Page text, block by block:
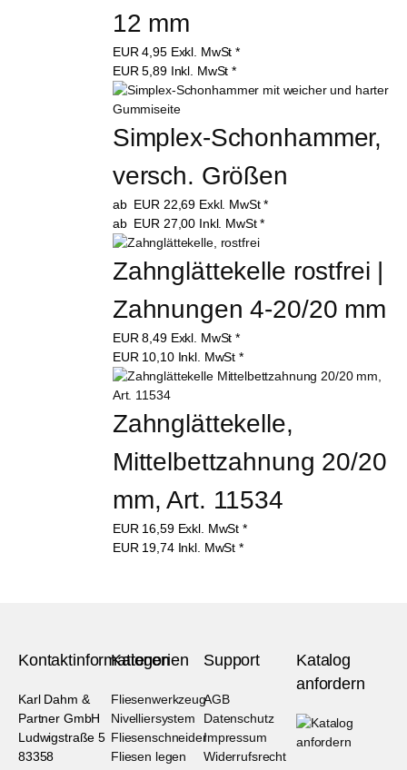
12 mm
EUR4,95 Exkl. MwSt *
EUR5,89 Inkl. MwSt *
Simplex-Schonhammer,
versch. Größen
ab EUR 22,69 Exkl. MwSt *
ab EUR 27,00 Inkl. MwSt *
Zahnglättekelle rostfrei |
Zahnungen 4-20/20 mm
EUR8,49 Exkl. MwSt *
EUR 10,10 Inkl. MwSt *
Zahnglättekelle,
Mittelbettzahnung 20/20
mm, Art. 11534
EUR 16,59 Exkl. MwSt *
EUR 19,74 Inkl. MwSt *
Kontaktinformationen
Karl Dahm &
Partner GmbH
Ludwigstraße 5
83358
Kategorien
Fliesenwerkzeug
Nivelliersystem
Fliesenschneider
Fliesen legen
Support
AGB
Datenschutz
Impressum
Widerrufsrecht
Katalog
anfordern